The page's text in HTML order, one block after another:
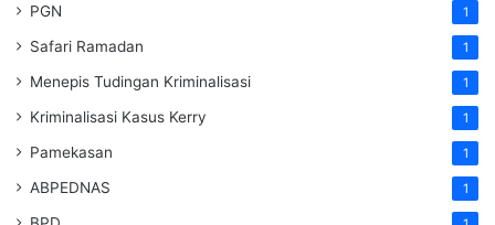
PGN 1
Safari Ramadan 1
Menepis Tudingan Kriminalisasi 1
Kriminalisasi Kasus Kerry 1
Pamekasan 1
ABPEDNAS 1